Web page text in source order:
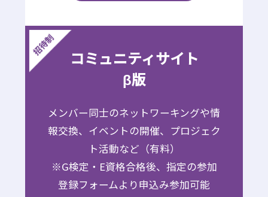
コミュニティサイト
β版
メンバー同士のネットワーキングや情
報交換、イベントの開催、プロジェク
ト活動など（有料）
※G検定・E資格合格後、指定の参加
登録フォームより申込み参加可能